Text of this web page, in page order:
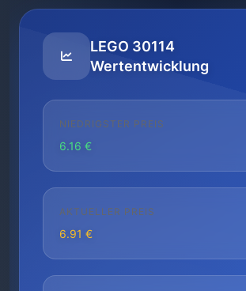
LEGO 30114
Wertentwicklung
NIEDRIGSTER PREIS
6.16 €
AKTUELLER PREIS
6.91 €